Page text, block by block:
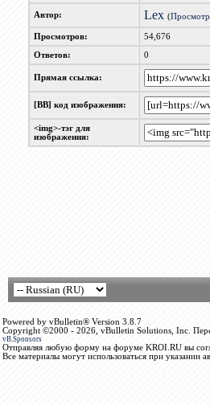
Автор: Lex (
Просмотров: 54,676
Ответов: 0
Прямая ссылка:
[BB] код изображения:
<img>-тэг для
изображения:
Powered by vBulletin® Version 3.8.7
Copyright ©2000 - 2026, vBulletin Solutions, Inc.
vB.Sponsors
Отправляя любую форму на форуме KROI.RU вы
Все материалы могут использоваться при указании